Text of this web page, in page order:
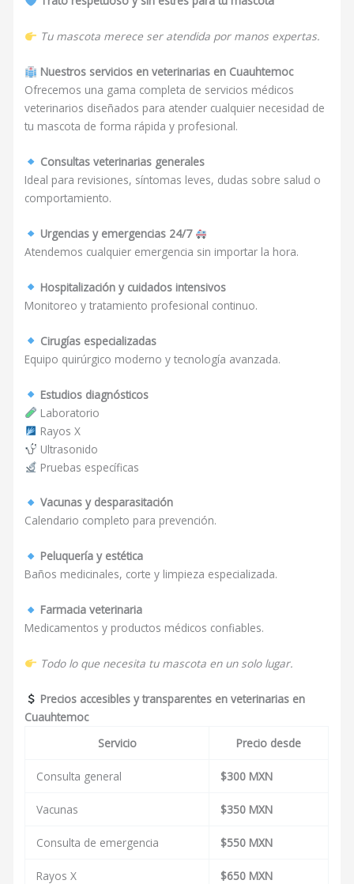
Tu mascota merece ser atendida por manos expertas.
Nuestros servicios en veterinarias en Cuauhtemoc
Ofrecemos una gama completa de servicios médicos
veterinarios diseñados para atender cualquier necesidad de
tu mascota de forma rápida y profesional.
Consultas veterinarias generales
Ideal para revisiones, síntomas leves, dudas sobre salud o
comportamiento.
Urgencias y emergencias 24/7
Atendemos cualquier emergencia sin importar la hora.
Hospitalización y cuidados intensivos
Monitoreo y tratamiento profesional continuo.
Cirugías especializadas
Equipo quirúrgico moderno y tecnología avanzada.
Estudios diagnósticos
Laboratorio
Rayos X
Ultrasonido
Pruebas específicas
Vacunas y desparasitación
Calendario completo para prevención.
Peluquería y estética
Baños medicinales, corte y limpieza especializada.
Farmacia veterinaria
Medicamentos y productos médicos confiables.
Todo lo que necesita tu mascota en un solo lugar.
Precios accesibles y transparentes en veterinarias en
Cuauhtemoc
Servicio
Precio desde
Consulta general $300 MXN
Vacunas $350 MXN
Consulta de emergencia $550 MXN
Rayos X $650 MXN